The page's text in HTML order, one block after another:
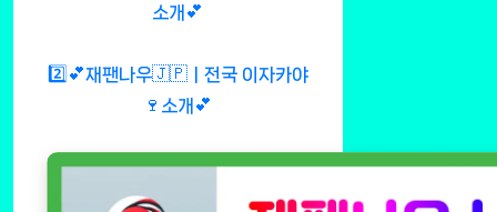
소개💕
2️⃣💕재팬나우🇯🇵ㅣ전국 이자카야
🍷소개💕